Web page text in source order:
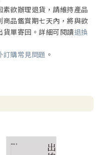
欲辦理退貨，請維持產品
品鑑賞期七天內，將與欲
貨單寄回。詳細可閱讀退換
訂購常見問題 。